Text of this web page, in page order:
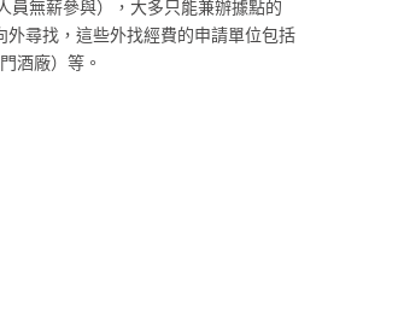
員無薪參與），大多只能兼辦據點的
尋找，這些外找經費的申請單位包括
酒廠）等。